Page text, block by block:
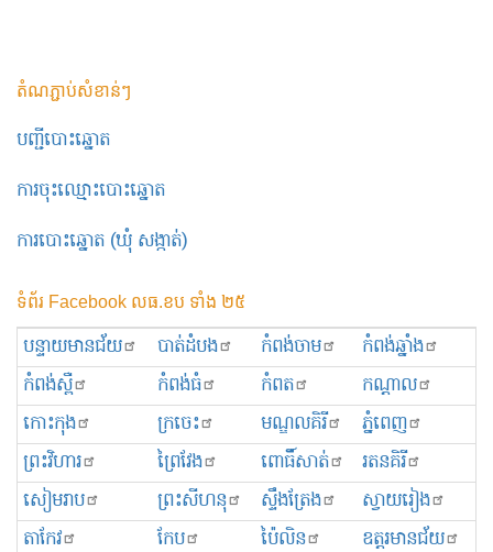
តំណភ្ជាប់សំខាន់ៗ
បញ្ជីបោះឆ្នោត
ការចុះឈ្មោះបោះឆ្នោត
ការបោះឆ្នោត (ឃុំ សង្កាត់)
ទំព័រ Facebook លធ.ខប ទាំង ២៥
បន្ទាយមានជ័យ បាត់ដំបង កំពង់ចាម
កំពង់ឆ្នាំង
កំពង់ស្ពឺ
កំពង់ធំ កំពត
កណ្ដាល
កោះកុង
ក្រចេះ មណ្ឌលគិរី
ភ្នំពេញ
ព្រះ​វិហារ
ព្រៃវែង ពោធិ៍សាត់
រតនគិរី
សៀមរាប
ព្រះសីហនុ ស្ទឹងត្រែង
ស្វាយរៀង
តាកែវ
កែប ប៉ៃលិន ឧត្ដរមានជ័យ